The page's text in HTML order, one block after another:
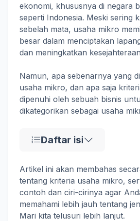
ekonomi, khususnya di negara
seperti Indonesia. Meski sering
sebelah mata, usaha mikro
besar dalam menciptakan
dan meningkatkan
Namun, apa sebenarnya yang
usaha mikro, dan apa saja
dipenuhi oleh sebuah bisnis
dikategorikan sebagai usaha
Daftar isi
Artikel ini akan membahas
tentang kriteria usaha mikro,
contoh dan ciri-cirinya agar
memahami lebih jauh tentang
Mari kita telusuri lebih lanjut.